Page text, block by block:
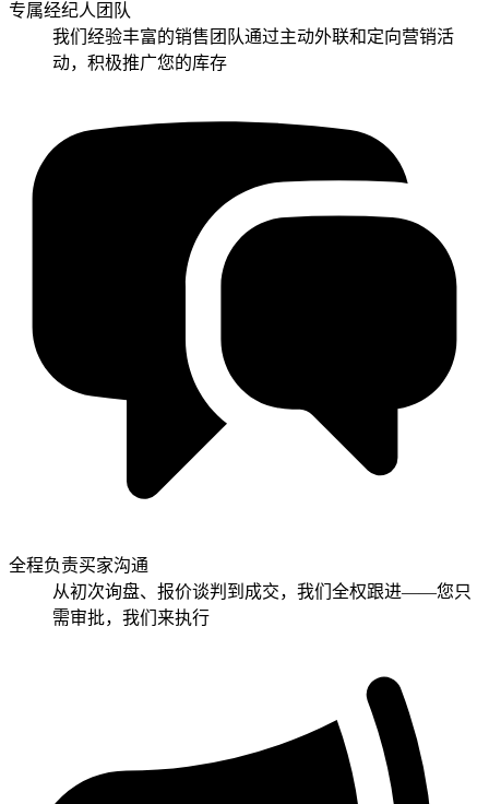
专属经纪人团队
我们经验丰富的销售团队通过主动外联和定向营销活
动，积极推广您的库存
全程负责买家沟通
从初次询盘、报价谈判到成交，我们全权跟进——您只
需审批，我们来执行